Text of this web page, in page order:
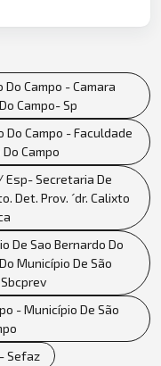
Campo - Camara
Campo- Sp
Do Campo - Faculdade
Campo
Esp- Secretaria De
Det. Prov. ´dr. Calixto
De Sao Bernardo Do
Município De São
- Município De São
Sefaz